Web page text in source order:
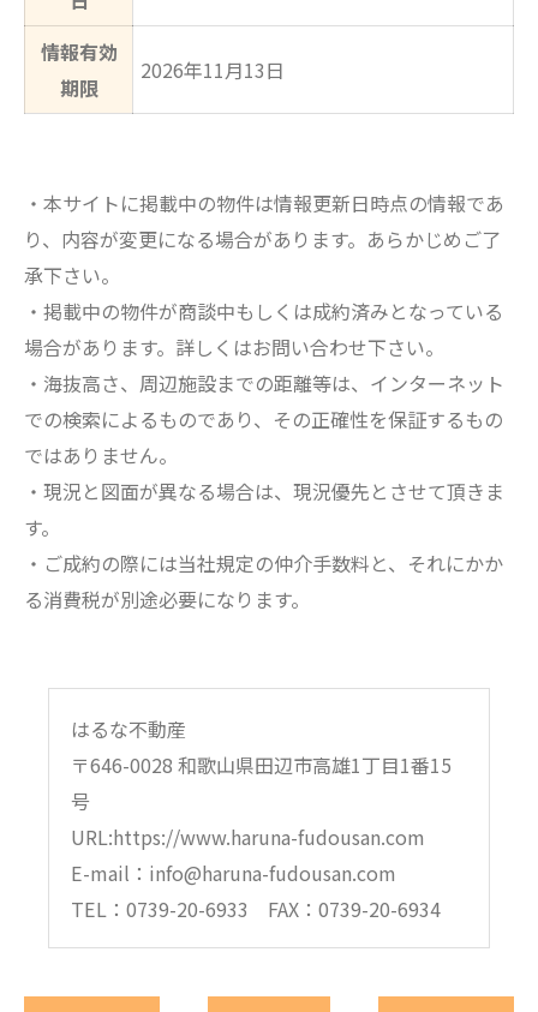
情報有効
期限
2026年11月13日
・本サイトに掲載中の物件は情報更新日時点の情報であ
り、内容が変更になる場合があります。あらかじめご了
承下さい。
・掲載中の物件が商談中もしくは成約済みとなっている
場合があります。詳しくはお問い合わせ下さい。
・海抜高さ、周辺施設までの距離等は、インターネット
での検索によるものであり、その正確性を保証するもの
ではありません。
・現況と図面が異なる場合は、現況優先とさせて頂きま
す。
・ご成約の際には当社規定の仲介手数料と、それにかか
る消費税が別途必要になります。
はるな不動産
〒646-0028 和歌山県田辺市高雄1丁目1番15
号
URL:https://www.haruna-fudousan.com
E-mail：info@haruna-fudousan.com
TEL：0739-20-6933 FAX：0739-20-6934